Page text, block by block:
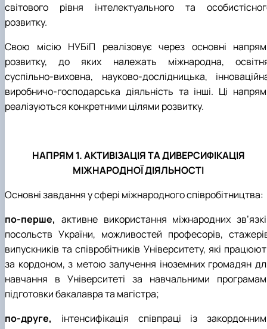
світового рівня інтелектуального та
розвитку.
Свою місію НУБіП реалізовує через основні
розвитку, до яких належать міжнародна,
суспільно-виховна, науково-дослідницька,
виробничо-господарська діяльність та інші. Ці
реалізуються конкретними цілями розвитку.
НАПРЯМ 1. АКТИВІЗАЦІЯ ТА ДИВЕРСИФІКАЦІЯ
МІЖНАРОДНОЇ ДІЯЛЬНОСТІ
Основні завдання у сфері міжнародного співробітництва:
по-перше, активне використання міжнародних
посольств України, можливостей професорів,
випускників та співробітників Університету, які
за кордоном, з метою залучення іноземних громадян
навчання в Університеті за навчальними
підготовки бакалавра та магістра;
по-друге, інтенсифікація співпраці із